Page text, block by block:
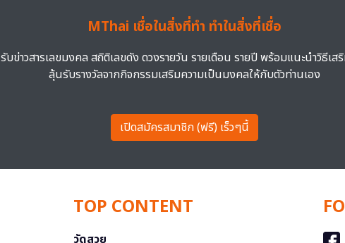
MThai เชื่อในสิ่งที่ทำ ทำในสิ่งที่เชื่อ
รับข่าวสารเลขมงคล สถิติเลขดัง ดวงรายวัน รายเดือน รายปี พร้อมแนะนำวิธีเส
ลุ้นรับรางวัลจากกิจกรรมเสริมความเป็นมงคลให้กับตัวท่านเอง
เปิดสมัครสมาชิก (ฟรี) เร็วๆนี้
TOP CONTENT
วัดสวย